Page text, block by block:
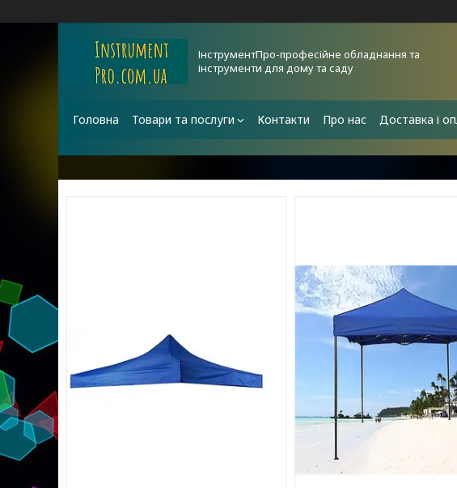
ІнструментПро-професійне обладнання та
інструменти для дому та саду
Головна Товари та послуги Контакти Про нас Доставка і